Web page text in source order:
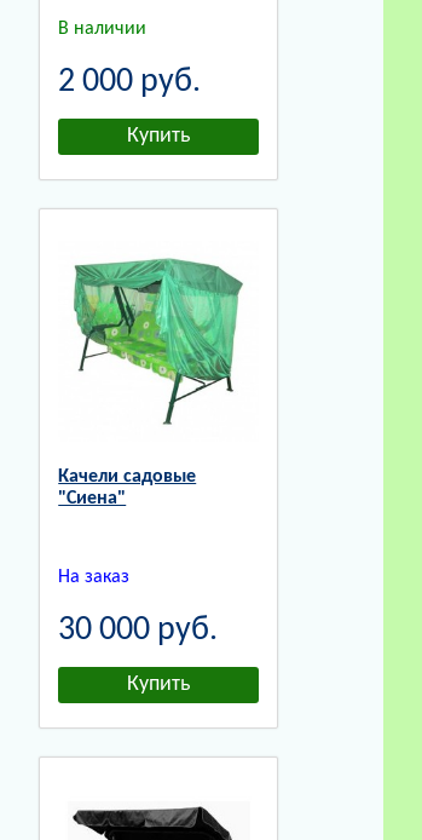
В наличии
2 000 руб.
Качели садовые
"Сиена"
На заказ
30 000 руб.